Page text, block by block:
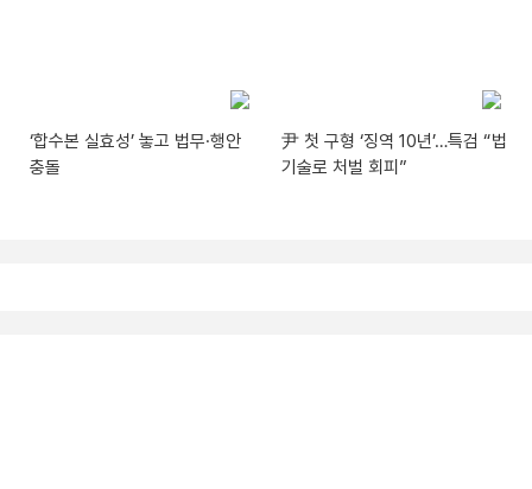
‘합수본 실효성’ 놓고 법무·행안
충돌
尹 첫 구형 ‘징역 10년’…특검 “법
기술로 처벌 회피”